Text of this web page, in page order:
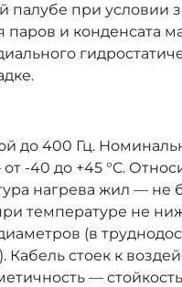
при условии
и конденсата
до 400 Гц.
-40 до +45 °C.
нагрева жил — не
температуре не
(в
стоек к
—